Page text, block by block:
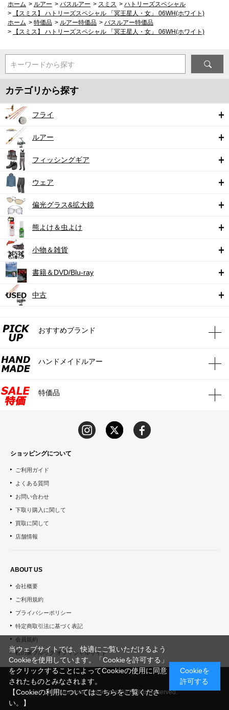
ホーム > ルアー > バスルアー > スミス > ハトリーズスペシャル
>
【スミス】 ハトリーズスペシャル 「冥王星人・女」 06WH(ホワイト)
ホーム > 特価品 > ルアー特価品 > バスルアー特価品
>
【スミス】 ハトリーズスペシャル 「冥王星人・女」 06WH(ホワイト)
キーワードから探す
カテゴリから探す
フライ
ルアー
フィッシングギア
ウェア
偏光グラス&拡大鏡
熊よけ＆虫よけ
小物＆雑貨
書籍＆DVD/Blu-ray
中古
おすすめブランド
ハンドメイドルアー
特価品
ショッピングについて
ご利用ガイド
よくある質問
お問い合わせ
下取り購入に関して
買取に関して
店舗情報
ABOUT US
会社概要
ご利用規約
プライバシーポリシー
特定商取引法に基づく表記
会員規約
杜の家ブルック オフィシャルサイト
© "Morinoie_Brook.com" All Rights Reserved.
当ウェブサイトでは、快適にご覧いただけるよう
Cookieを使用しています。「Cookieを許可する」
をクリックすることによってCookieの使用に同意
されたものとみなされます。
【Cookieの利用についてはこちらをご覧くださ
い。】
Cookieを
許可する